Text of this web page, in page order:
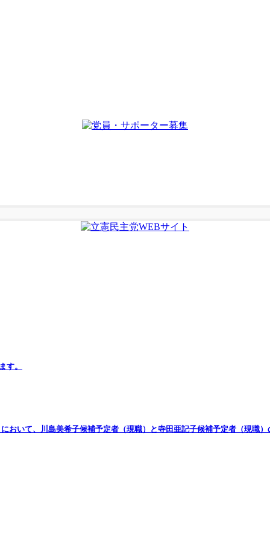
す。
いて、川島美希子候補予定者（現職）と寺田亜記子候補予定者（現職）